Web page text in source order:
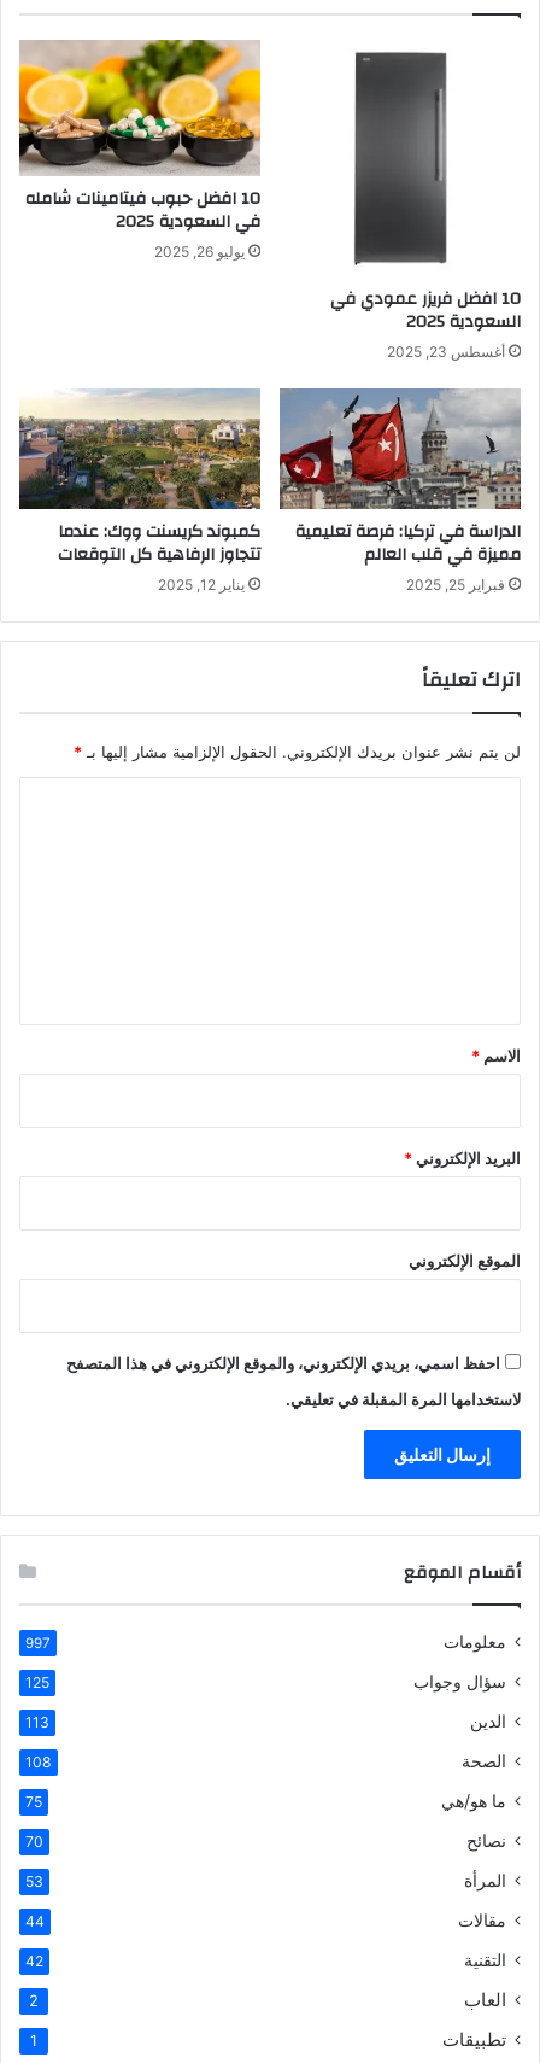
10 افضل فريزر عمودي​ في
السعودية​ 2025
أغسطس 23, 2025
10 افضل حبوب فيتامينات شامله​
في السعودية 2025
يوليو 26, 2025
الدراسة في تركيا: فرصة تعليمية
مميزة في قلب العالم
فبراير 25, 2025
كمبوند كريسنت ووك: عندما
تتجاوز الرفاهية كل التوقعات
يناير 12, 2025
اترك تعليقاً
لن يتم نشر عنوان بريدك الإلكتروني. الحقول الإلزامية مشار إليها بـ *
*
الاسم *
البريد الإلكتروني*
الموقع الإلكتروني
احفظ اسمي، بريدي الإلكتروني، والموقع الإلكتروني في هذا المتصفح
لاستخدامها المرة المقبلة في تعليقي.
أقسام الموقع
معلومات 997
سؤال وجواب 125
الدين 113
الصحة 108
ما هو/هي 75
نصائح 70
المرأة 53
مقالات 44
التقنية 42
العاب 2
تطبيقات 1